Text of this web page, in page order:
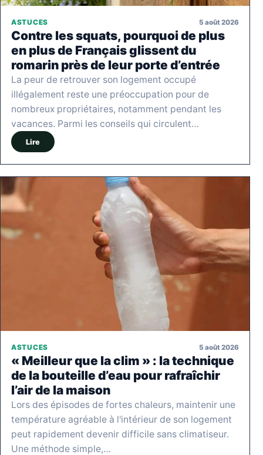
ASTUCES 5 août 2026
Contre les squats, pourquoi de plus
en plus de Français glissent du
romarin près de leur porte d’entrée
La peur de retrouver son logement occupé
illégalement reste une préoccupation pour de
nombreux propriétaires, notamment pendant les
vacances. Parmi les conseils qui circulent…
Lire
ASTUCES 5 août 2026
« Meilleur que la clim » : la technique
de la bouteille d’eau pour rafraîchir
l’air de la maison
Lors des épisodes de fortes chaleurs, maintenir une
température agréable à l'intérieur de son logement
peut rapidement devenir difficile sans climatiseur.
Une méthode simple,…